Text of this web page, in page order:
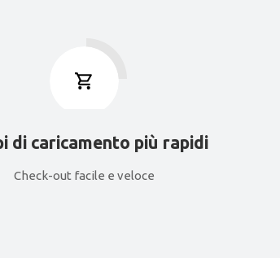
di caricamento più rapidi
Check-out facile e veloce